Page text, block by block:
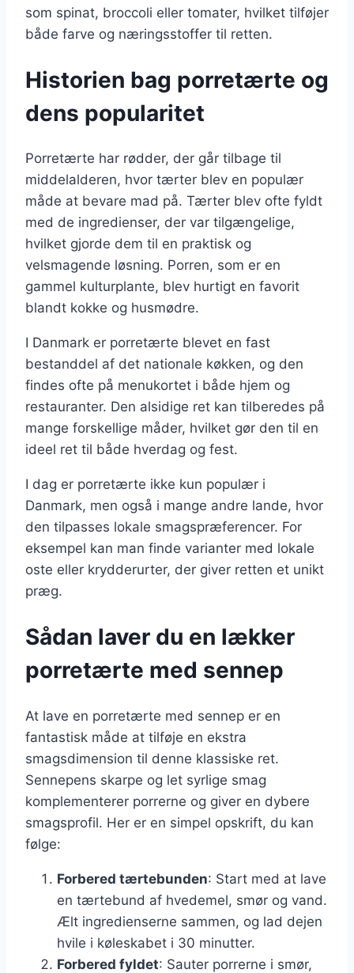
som spinat, broccoli eller tomater, hvilket tilføjer
både farve og næringsstoffer til retten.
Historien bag porretærte og
dens popularitet
Porretærte har rødder, der går tilbage til
middelalderen, hvor tærter blev en populær
måde at bevare mad på. Tærter blev ofte fyldt
med de ingredienser, der var tilgængelige,
hvilket gjorde dem til en praktisk og
velsmagende løsning. Porren, som er en
gammel kulturplante, blev hurtigt en favorit
blandt kokke og husmødre.
I Danmark er porretærte blevet en fast
bestanddel af det nationale køkken, og den
findes ofte på menukortet i både hjem og
restauranter. Den alsidige ret kan tilberedes på
mange forskellige måder, hvilket gør den til en
ideel ret til både hverdag og fest.
I dag er porretærte ikke kun populær i
Danmark, men også i mange andre lande, hvor
den tilpasses lokale smagspræferencer. For
eksempel kan man finde varianter med lokale
oste eller krydderurter, der giver retten et unikt
præg.
Sådan laver du en lækker
porretærte med sennep
At lave en porretærte med sennep er en
fantastisk måde at tilføje en ekstra
smagsdimension til denne klassiske ret.
Sennepens skarpe og let syrlige smag
komplementerer porrerne og giver en dybere
smagsprofil. Her er en simpel opskrift, du kan
følge:
Forbered tærtebunden: Start med at lave
en tærtebund af hvedemel, smør og vand.
Ælt ingredienserne sammen, og lad dejen
hvile i køleskabet i 30 minutter.
Forbered fyldet: Sauter porrerne i smør,